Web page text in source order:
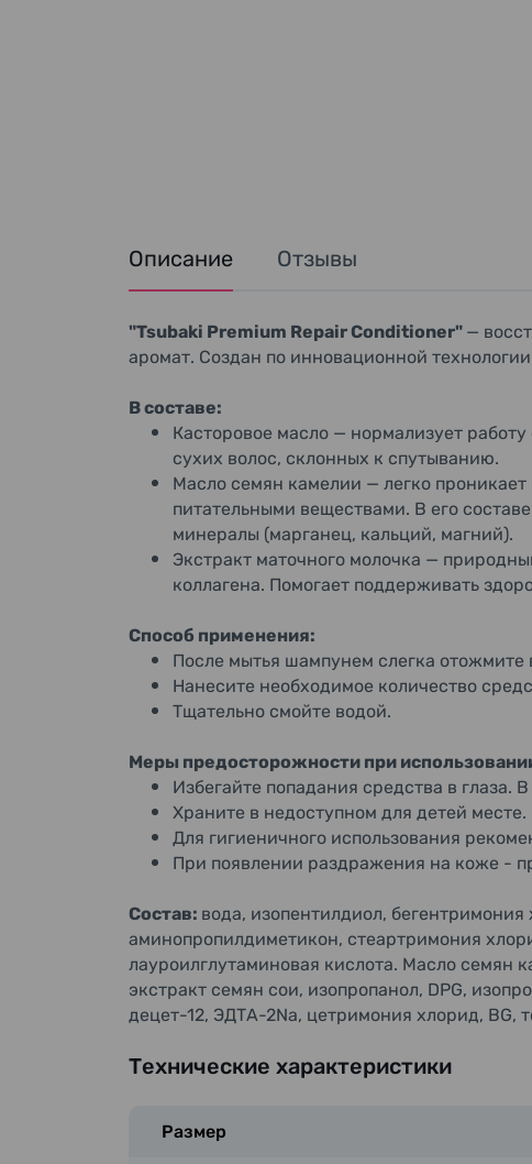
Описание Отзывы
"Tsubaki Premium Repair Conditioner" —
аромат. Создан по инновационной
В составе:
Касторовое масло — нормализует
сухих волос, склонных к спутыванию.
Масло семян камелии — легко
питательными веществами. В его
минералы (марганец, кальций, магний).
Экстракт маточного молочка —
коллагена. Помогает поддерживать
Способ применения:
После мытья шампунем слегка отожмите
Нанесите необходимое количество
Тщательно смойте водой.
Меры предосторожности при
Избегайте попадания средства в глаза.
Храните в недоступном для детей месте.
Для гигиеничного использования
При появлении раздражения на коже -
Состав: вода, изопентилдиол,
аминопропилдиметикон, стеартримония
лауроилглутаминовая кислота. Масло семян
экстракт семян сои, изопропанол, DPG,
децет-12, ЭДТА-2Na, цетримония хлорид, BG,
Технические характеристики
Размер